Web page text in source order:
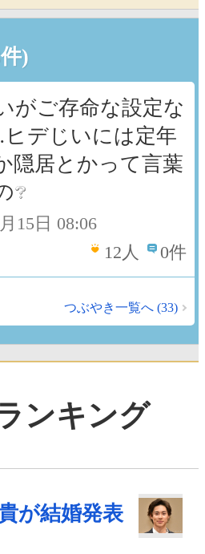
)
がご存命な設定な
デじいには定年
隠居とかって言葉
15日 08:06
12 人 0件
つぶやき一覧へ (33)
ンキング
が結婚発表